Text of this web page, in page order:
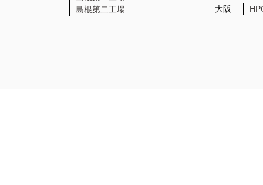
島根第二工場
大阪